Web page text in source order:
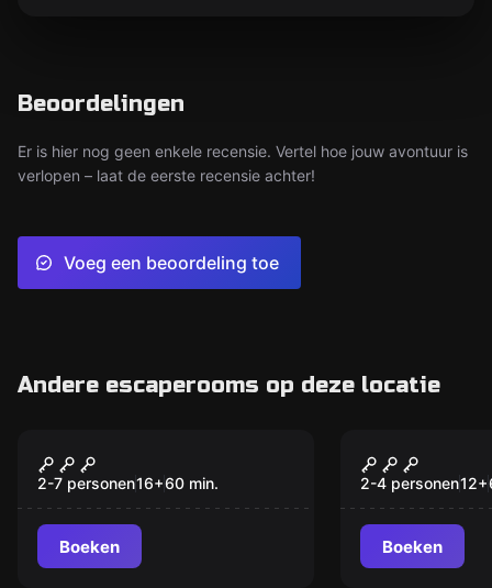
Beoordelingen
Er is hier nog geen enkele recensie. Vertel hoe jouw avontuur is
verlopen – laat de eerste recensie achter!
Voeg een beoordeling toe
Andere escaperooms op deze locatie
Haerlemsch Recept
2-7 personen16+60 min.
Boeken
Nieuw
De
2-4 personen12+
Boeken